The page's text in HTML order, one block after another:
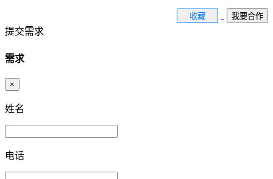
收藏 我要合作
提交需求
需求
×
姓名
电话